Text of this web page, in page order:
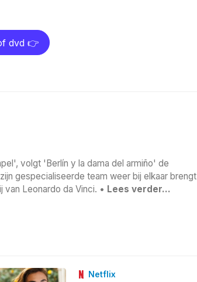
dvd 👉
volgt 'Berlín y la dama del armiño' de
gespecialiseerde team weer bij elkaar brengt
Leonardo da Vinci. • Lees verder…
Netflix